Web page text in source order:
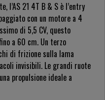
l’AS 21 4T B & S è l’entry
con un motore a 4
di 5,5 CV, questo
a 60 cm. Un terzo
di frizione sulla lama
invisibili. Le grandi ruote
propulsione ideale a